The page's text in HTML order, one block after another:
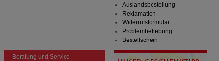
Auslandsbestellung
Reklamation
Widerrufsformular
Problembehebung
Bestellschein
Beratung und Service